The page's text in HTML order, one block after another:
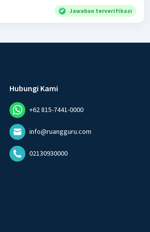
Jawaban terverifikasi
Hubungi Kami
+62 815-7441-0000
info@ruangguru.com
02130930000